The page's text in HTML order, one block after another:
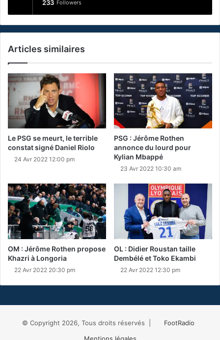
233 Followers
Articles similaires
Le PSG se meurt, le terrible
constat signé Daniel Riolo
24 Avr 2022 12:00 pm
PSG : Jérôme Rothen
annonce du lourd pour
Kylian Mbappé
23 Avr 2022 10:30 am
OM : Jérôme Rothen propose
Khazri à Longoria
22 Avr 2022 20:30 pm
OL : Didier Roustan taille
Dembélé et Toko Ekambi
22 Avr 2022 12:30 pm
© Copyright 2026, Tous droits réservés |
FootRadio